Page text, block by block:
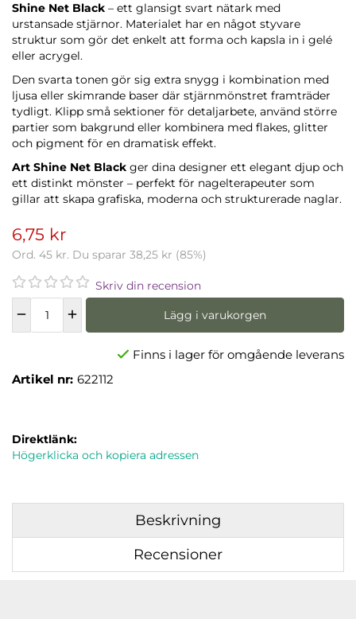
Shine Net Black – ett glansigt svart nätark med
urstansade stjärnor. Materialet har en något styvare
struktur som gör det enkelt att forma och kapsla in i gelé
eller acrygel.
Den svarta tonen gör sig extra snygg i kombination med
ljusa eller skimrande baser där stjärnmönstret framträder
tydligt. Klipp små sektioner för detaljarbete, använd större
partier som bakgrund eller kombinera med flakes, glitter
och pigment för en dramatisk effekt.
Art Shine Net Black ger dina designer ett elegant djup och
ett distinkt mönster – perfekt för nagelterapeuter som
gillar att skapa grafiska, moderna och strukturerade naglar.
6,75 kr
Ord. 45 kr. Du sparar 38,25 kr (85%)
Skriv din recension
Lägg i varukorgen
Finns i lager för omgående leverans
Artikel nr: 622112
Direktlänk:
Högerklicka och kopiera adressen
Beskrivning
Recensioner